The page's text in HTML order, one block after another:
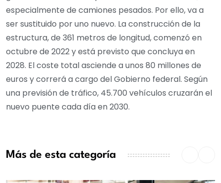
especialmente de camiones pesados. Por ello, va a
ser sustituido por uno nuevo. La construcción de la
estructura, de 361 metros de longitud, comenzó en
octubre de 2022 y está previsto que concluya en
2028. El coste total asciende a unos 80 millones de
euros y correrá a cargo del Gobierno federal. Según
una previsión de tráfico, 45.700 vehículos cruzarán el
nuevo puente cada día en 2030.
Más de esta categoría